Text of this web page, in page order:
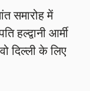
समारोह में
हल्द्वानी आर्मी
दिल्ली के लिए